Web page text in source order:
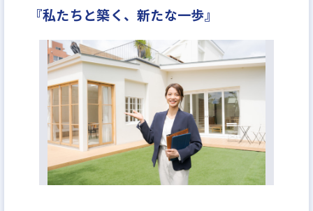
年間休日120日以上
月平均残業20時間以内
『私たちと築く、新たな一歩』